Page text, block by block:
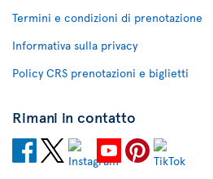
Termini e condizioni di prenotazione
Informativa sulla privacy
Policy CRS prenotazioni e biglietti
Rimani in contatto